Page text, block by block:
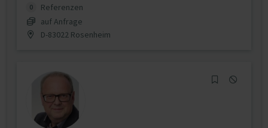
0
Referenzen
auf Anfrage
D-83022 Rosenheim